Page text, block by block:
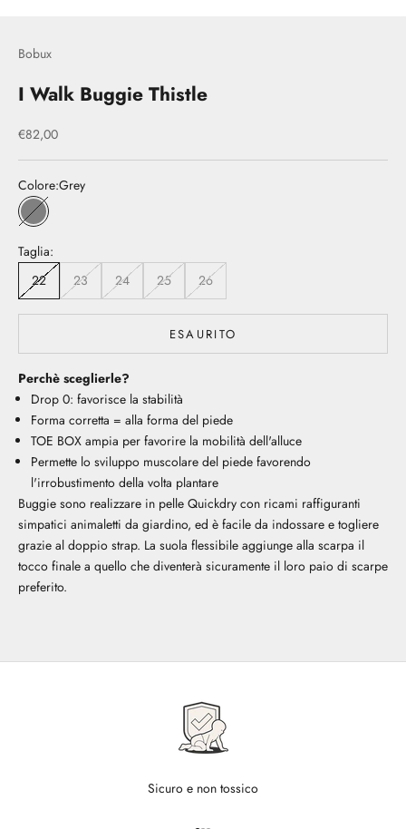
Bobux
I Walk Buggie Thistle
Prezzo scontato
€82,00
Colore:Grey
Grey
Taglia:
22
23 24 25 26
ESAURITO
Perchè sceglierle?
Drop 0: favorisce la stabilità
Forma corretta = alla forma del piede
TOE BOX ampia per favorire la mobilità dell'alluce
Permette lo sviluppo muscolare del piede favorendo
l'irrobustimento della volta plantare
Buggie sono realizzare in pelle Quickdry con ricami raffiguranti
simpatici animaletti da giardino, ed è facile da indossare e togliere
grazie al doppio strap. La suola flessibile aggiunge alla scarpa il
tocco finale a quello che diventerà sicuramente il loro paio di scarpe
preferito.
Sicuro e non tossico